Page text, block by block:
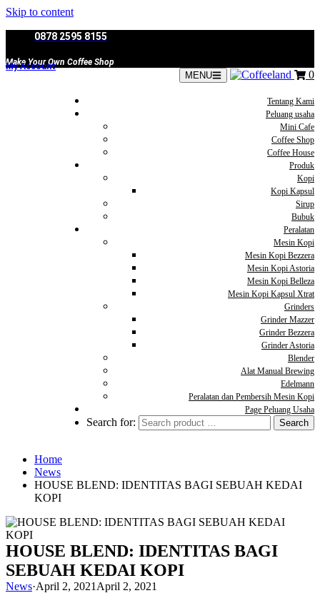
Skip to content
0878 2595 8155
Make Your Own Coffee Shop
My Account
MENU 0
Tentang Kami
Peluang usaha
Mini Cafe
Coffee Shop
Coffee House
Produk
Kopi
Kopi Kapsul
Sirup
Bubuk
Peralatan
Mesin Kopi
Mesin Kopi Bezzera
Mesin Kopi Astoria
Mesin Kopi Belleza
Mesin Kopi Kapsul Xtrat
Grinders
Grinder Mazzer
Grinder Bezzera
Grinder Astoria
Blender
Alat Manual Brewing
Edelmann
Peralatan dan Pembersih Mesin Kopi
Page Peluang Usaha
Search for:
Home
News
HOUSE BLEND: IDENTITAS BAGI SEBUAH KEDAI
KOPI
HOUSE BLEND: IDENTITAS BAGI
SEBUAH KEDAI KOPI
News·April 2, 2021 April 2, 2021